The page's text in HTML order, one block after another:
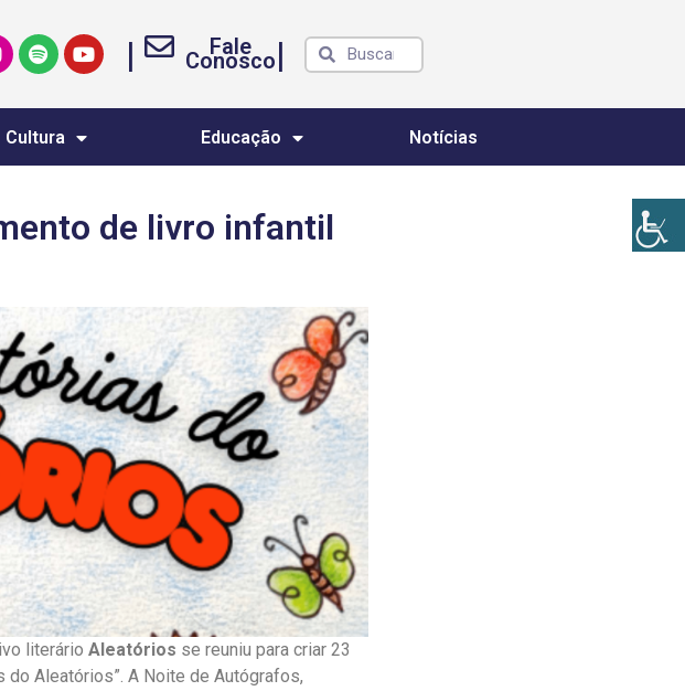
| Fale
Conosco|
Cultura Educação Notícias
de livro infantil
literário Aleatórios se reuniu para criar 23
Aleatórios”. A Noite de Autógrafos,